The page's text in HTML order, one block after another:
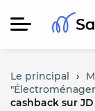
Le principal ›
cashback sur JD